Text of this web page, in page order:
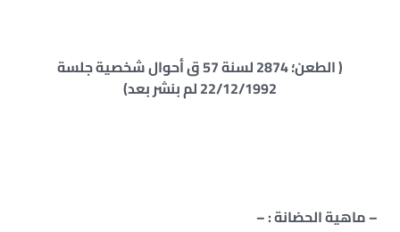
( الطعن؛ 2874 لسنة 57 ق أحوال شخصية جلسة
22/12/1992 لم بنشر بعد)
– ماهية الحضانة : –